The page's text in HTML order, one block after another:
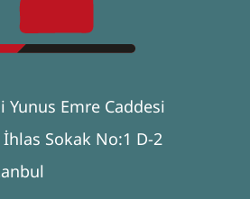
Yunus Emre Caddesi
İhlas Sokak No:1 D-2